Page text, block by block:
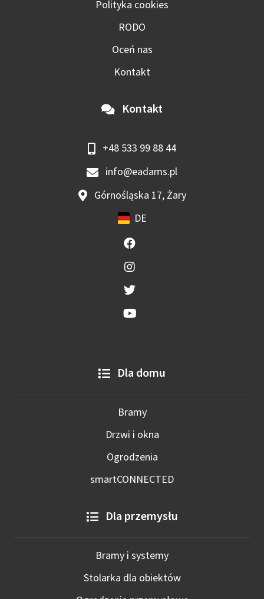
Polityka cookies
RODO
Oceń nas
Kontakt
Kontakt
+48 533 99 88 44
info@eadams.pl
Górnośląska 17, Żary
DE
Dla domu
Bramy
Drzwi i okna
Ogrodzenia
smartCONNECTED
Dla przemysłu
Bramy i systemy
Stolarka dla obiektów